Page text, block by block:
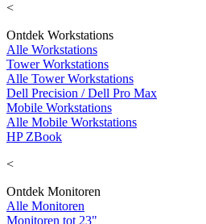
<
Ontdek Workstations
Alle Workstations
Tower Workstations
Alle Tower Workstations
Dell Precision / Dell Pro Max
Mobile Workstations
Alle Mobile Workstations
HP ZBook
<
Ontdek Monitoren
Alle Monitoren
Monitoren tot 23"